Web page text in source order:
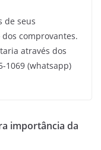
de seus
comprovantes.
através dos
1069 (whatsapp)
importância da